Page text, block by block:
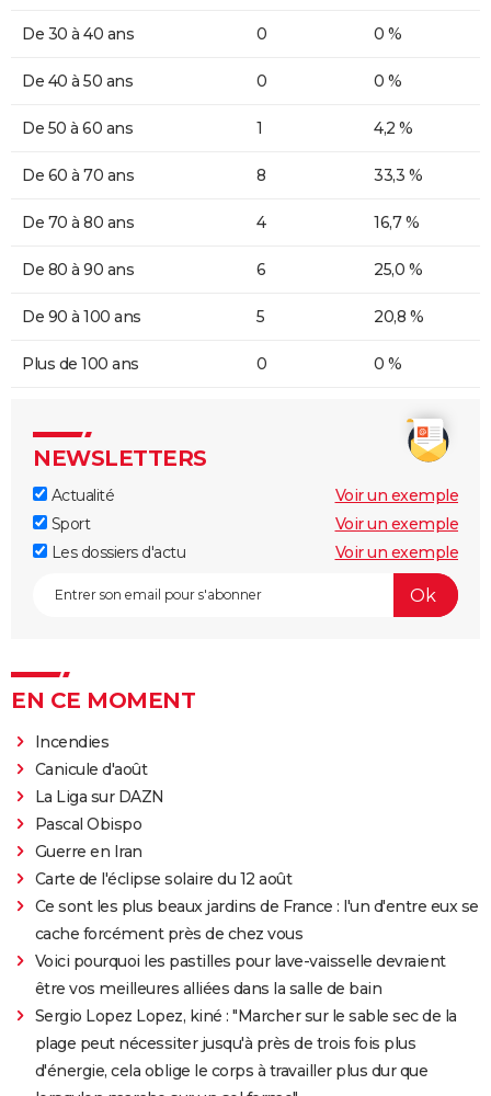
De 30 à 40 ans 0 0 %
De 40 à 50 ans 0 0 %
De 50 à 60 ans 1 4,2 %
De 60 à 70 ans 8 33,3 %
De 70 à 80 ans 4 16,7 %
De 80 à 90 ans 6 25,0 %
De 90 à 100 ans 5 20,8 %
Plus de 100 ans 0 0 %
NEWSLETTERS
Actualité
Voir un exemple
Sport
Voir un exemple
Les dossiers d'actu
Voir un exemple
EN CE MOMENT
Incendies
Canicule d'août
La Liga sur DAZN
Pascal Obispo
Guerre en Iran
Carte de l'éclipse solaire du 12 août
Ce sont les plus beaux jardins de France : l'un d'entre eux se
cache forcément près de chez vous
Voici pourquoi les pastilles pour lave-vaisselle devraient
être vos meilleures alliées dans la salle de bain
Sergio Lopez Lopez, kiné : "Marcher sur le sable sec de la
plage peut nécessiter jusqu'à près de trois fois plus
d'énergie, cela oblige le corps à travailler plus dur que